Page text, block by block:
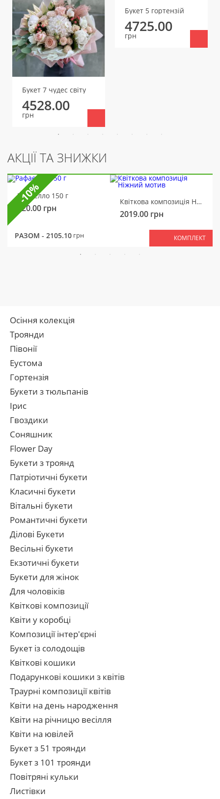
Букет 7 чудес світу
4528.00
грн
Букет 5 гортензій
4725.00
грн
АКЦІЇ ТА ЗНИЖКИ
Рафаелло 150 г
320.00 грн
Квіткова композиція Ніжний мотив
2019.00 грн
РАЗОМ - 2105.10 грн КОМПЛЕКТ
-10%
Осіння колекція
Троянди
Півонії
Еустома
Гортензія
Букети з тюльпанів
Ірис
Гвоздики
Соняшник
Flower Day
Букети з троянд
Патріотичні букети
Класичні букети
Вітальні букети
Романтичні букети
Ділові Букети
Весільні букети
Екзотичні букети
Букети для жінок
Для чоловіків
Квіткові композиції
Квіти у коробці
Композиції інтер'єрні
Букет із солодощів
Квіткові кошики
Подарункові кошики з квітів
Траурні композиції квітів
Квіти на день народження
Квіти на річницю весілля
Квіти на ювілей
Букет з 51 троянди
Букет з 101 троянди
Повітряні кульки
Листівки